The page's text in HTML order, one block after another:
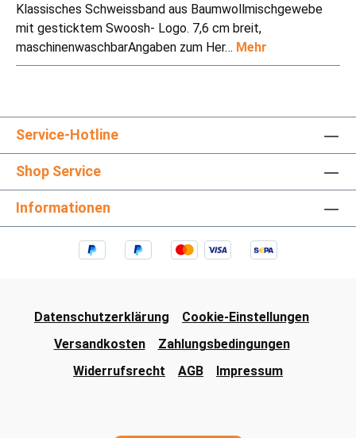
Klassisches Schweissband aus Baumwollmischgewebe
mit gesticktem Swoosh- Logo. 7,6 cm breit,
maschinenwaschbarAngaben zum Her… Mehr
Service-Hotline
Shop Service
Informationen
Datenschutzerklärung
Cookie-Einstellungen
Versandkosten
Zahlungsbedingungen
Widerrufsrecht
AGB Impressum